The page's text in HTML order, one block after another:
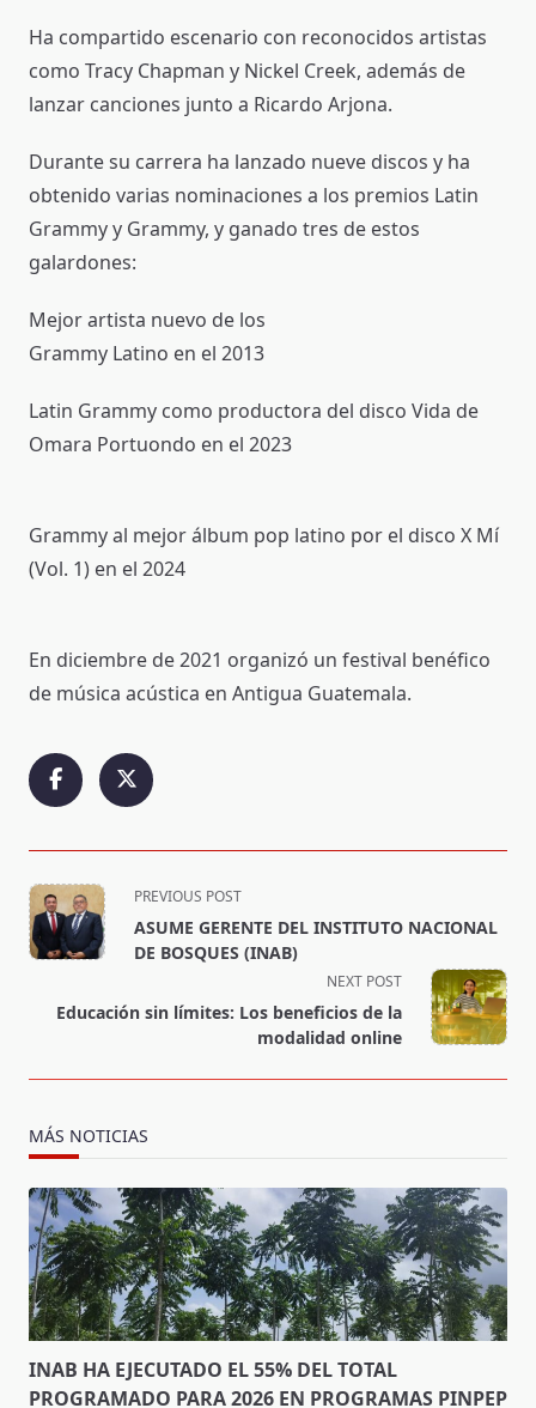
Ha compartido escenario con reconocidos artistas
como Tracy Chapman y Nickel Creek, además de
lanzar canciones junto a Ricardo Arjona.
Durante su carrera ha lanzado nueve discos y ha
obtenido varias nominaciones a los premios Latin
Grammy y Grammy, y ganado tres de estos
galardones:
Mejor artista nuevo de los
Grammy Latino en el 2013
Latin Grammy como productora del disco Vida de
Omara Portuondo en el 2023
Grammy al mejor álbum pop latino por el disco X Mí
(Vol. 1) en el 2024
En diciembre de 2021 organizó un festival benéfico
de música acústica en Antigua Guatemala.
<span
class="nav-
subtitle
reader-
PREVIOUS POST
ASUME GERENTE DEL INSTITUTO NACIONAL
DE BOSQUES (INAB)
NEXT POST
Educación sin límites: Los beneficios de la
modalidad online
MÁS NOTICIAS
INAB HA EJECUTADO EL 55% DEL TOTAL
PROGRAMADO PARA 2026 EN PROGRAMAS PINPEP